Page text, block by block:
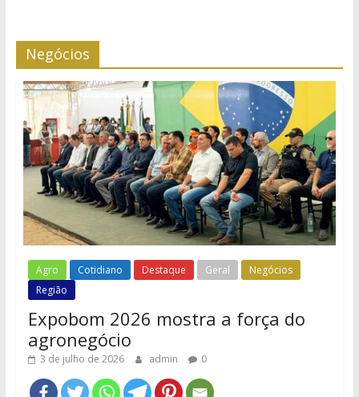
Negócios
Agro Cotidiano Destaque Geral
Negócios
Região
Expobom 2026 mostra a força do
agronegócio
3 de julho de 2026 admin 0